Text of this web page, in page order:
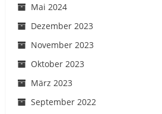
Mai 2024
Dezember 2023
November 2023
Oktober 2023
März 2023
September 2022